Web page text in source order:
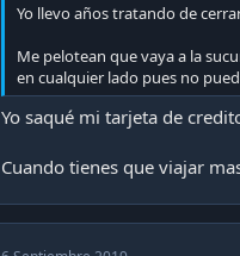
Yo llevo años tratando de
Me pelotean que vaya a la
en cualquier lado pues no
Yo saqué mi tarjeta de
Cuando tienes que viajar